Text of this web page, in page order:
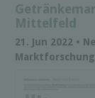
Mittelfeld
21. Jun 2022 •